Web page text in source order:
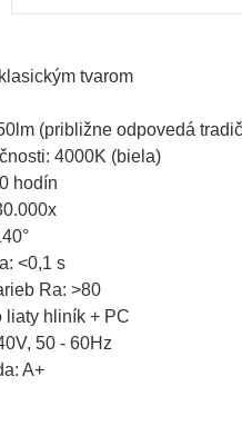
tvarom
(približne odpovedá
4000K (biela)
hodín
<0,1 s
Ra: >80
liaty hliník + PC
50 - 60Hz
A+